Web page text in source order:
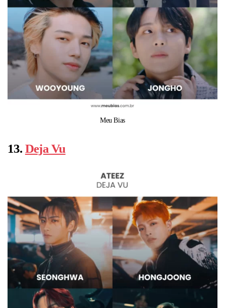
Meu Bias
13. Deja Vu